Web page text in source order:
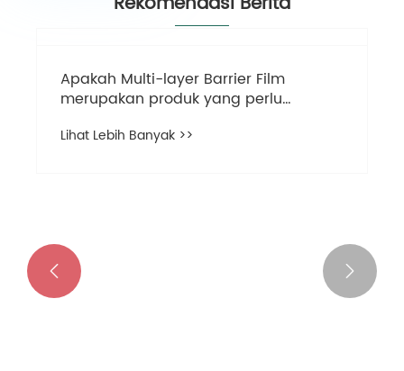
Apakah Multi-layer Barrier Film
merupakan produk yang perlu
Lihat Lebih Banyak >>
 